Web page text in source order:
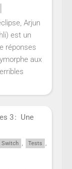
Arjun
est un
réponses
aux
3 : Une
Switch , Tests ,